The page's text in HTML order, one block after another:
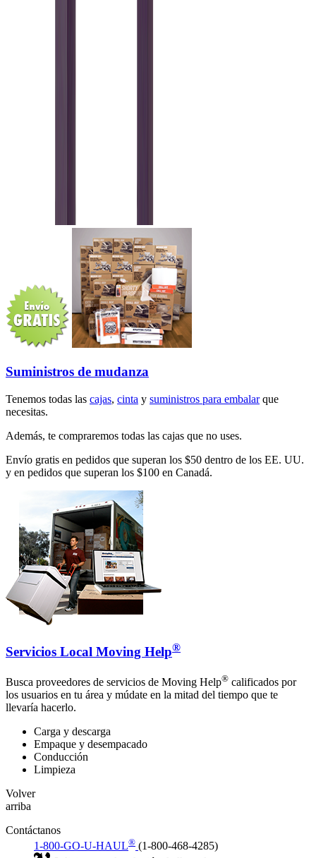
Suministros de mudanza
Tenemos todas las cajas, cinta y suministros para embalarque
necesitas.
Además, te compraremos todas las cajas que no uses.
Envío gratis en pedidos que superan los $50 dentro de los EE. UU.
y en pedidos que superan los $100 en Canadá.
Servicios Local Moving Help®
Busca proveedores de servicios de Moving Help® calificados por
los usuarios en tu área y múdate en la mitad del tiempo que te
llevaría hacerlo.
Carga y descarga
Empaque y desempacado
Conducción
Limpieza
Volver
arriba
Contáctanos
1-800-GO-U-HAUL® (1-800-468-4285)